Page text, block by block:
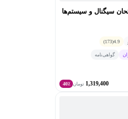
سیگنال و سیستم‌ها
4.9
(173)
گواهی‌نامه
1,319,400 تومان 40٪